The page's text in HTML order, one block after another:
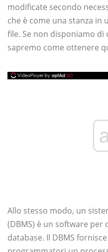
modificate secondo
che è come una stanza in
file. Se non disponiamo
sapremo come ottenere
Allo stesso modo, un
(DBMS) è un software per
database. Il DBMS